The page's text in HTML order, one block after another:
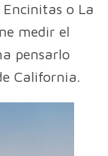
Encinitas o La
medir el
pensarlo
California.